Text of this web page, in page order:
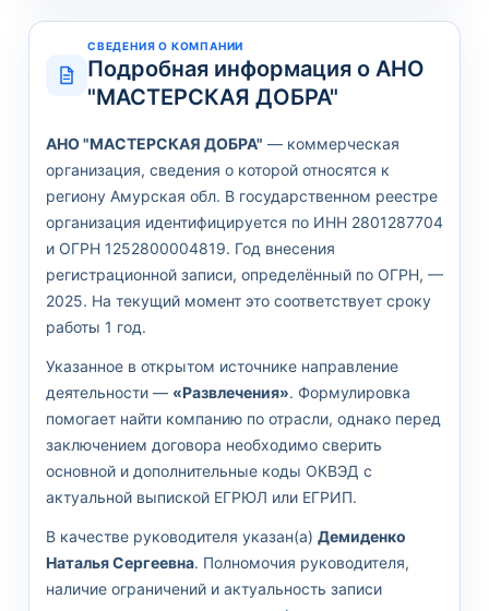
СВЕДЕНИЯ О КОМПАНИИ
Подробная информация о АНО
"МАСТЕРСКАЯ ДОБРА"
АНО "МАСТЕРСКАЯ ДОБРА" — коммерческая
организация, сведения о которой относятся к
региону Амурская обл. В государственном реестре
организация идентифицируется по ИНН 2801287704
и ОГРН 1252800004819. Год внесения
регистрационной записи, определённый по ОГРН, —
2025. На текущий момент это соответствует сроку
работы 1 год.
Указанное в открытом источнике направление
деятельности — «Развлечения». Формулировка
помогает найти компанию по отрасли, однако перед
заключением договора необходимо сверить
основной и дополнительные коды ОКВЭД с
актуальной выпиской ЕГРЮЛ или ЕГРИП.
В качестве руководителя указан(а) Демиденко
Наталья Сергеевна. Полномочия руководителя,
наличие ограничений и актуальность записи